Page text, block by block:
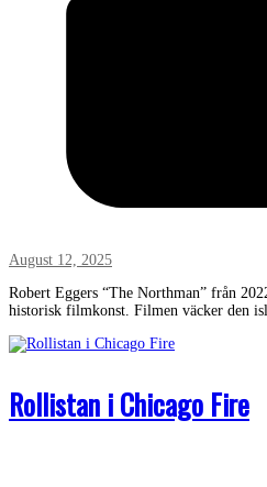
August 12, 2025
Robert Eggers “The Northman” från
historisk filmkonst. Filmen väcker den
Rollistan i Chicago Fire